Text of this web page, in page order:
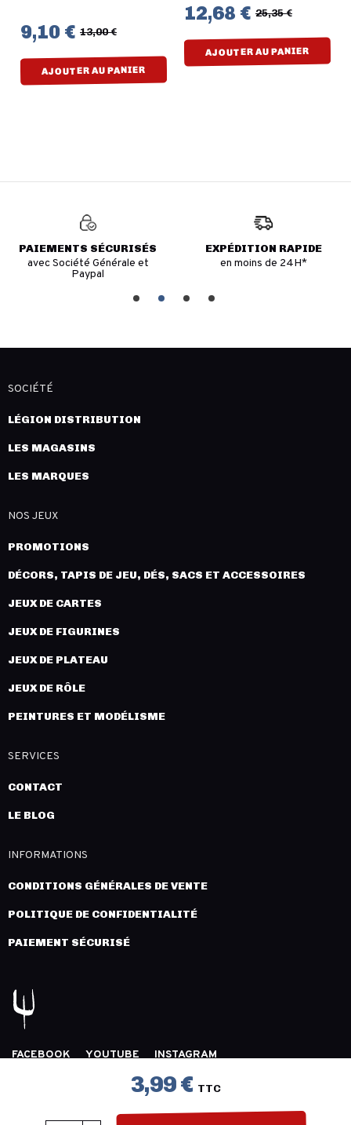
3,99 € TTC
9,10 € 13,00 €
AJOUTER AU PANIER
12,68 € 25,35 €
AJOUTER AU PANIER
PAIEMENTS SÉCURISÉS
avec Société Générale et
Paypal
EXPÉDITION RAPIDE
en moins de 24H*
SOCIÉTÉ
LÉGION DISTRIBUTION
LES MAGASINS
LES MARQUES
NOS JEUX
PROMOTIONS
DÉCORS, TAPIS DE JEU, DÉS, SACS ET ACCESSOIRES
JEUX DE CARTES
JEUX DE FIGURINES
JEUX DE PLATEAU
JEUX DE RÔLE
PEINTURES ET MODÉLISME
SERVICES
CONTACT
LE BLOG
INFORMATIONS
CONDITIONS GÉNÉRALES DE VENTE
POLITIQUE DE CONFIDENTIALITÉ
PAIEMENT SÉCURISÉ
FACEBOOK YOUTUBE
INSTAGRAM
COPYRIGHT 2026 © LÉGION DISTRIBUTION -
INNLOG